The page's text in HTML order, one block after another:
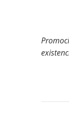
2
2